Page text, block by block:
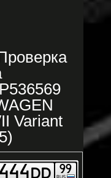
Variant